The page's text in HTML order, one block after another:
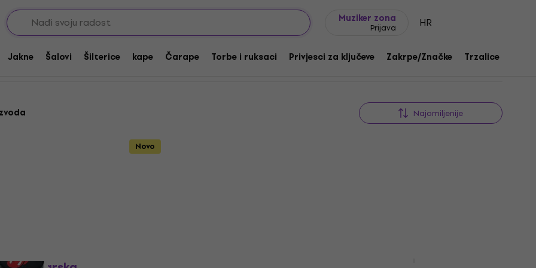
Muziker zona
Prijava HR
Jakne Šalovi Šilterice kape Čarape Torbe i ruksaci Privjesci za ključeve Zakrpe/Značke Trzalice
Najomiljenije
Novo